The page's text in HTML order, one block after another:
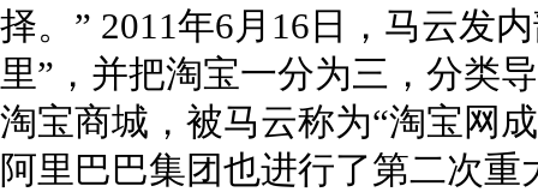
择。” 2011年6月16日，马云发
里”，并把淘宝一分为三，分类
淘宝商城，被马云称为“淘宝网
阿里巴巴集团也进行了第二次